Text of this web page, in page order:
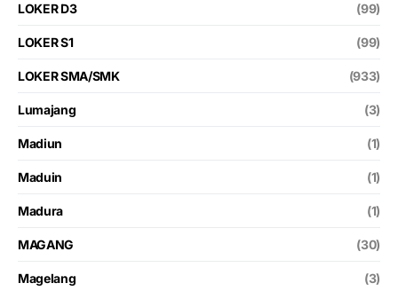
LOKER D3 (99)
LOKER S1 (99)
LOKER SMA/SMK (933)
Lumajang (3)
Madiun (1)
Maduin (1)
Madura (1)
MAGANG (30)
Magelang (3)